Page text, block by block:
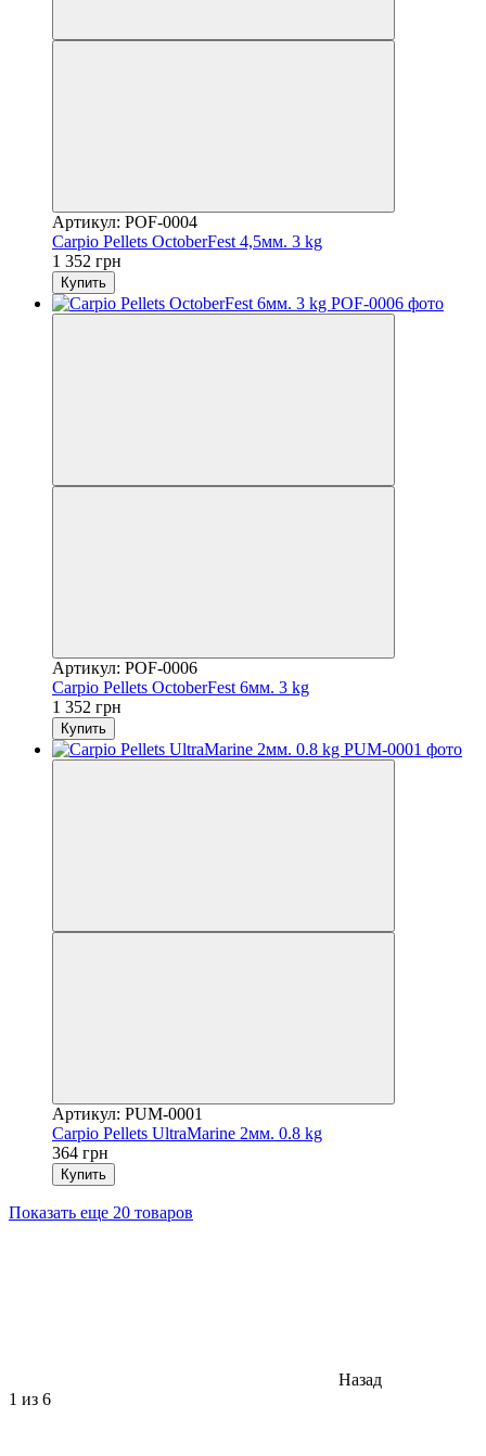
Артикул: POF-0004
Carpio Pellets OctoberFest 4,5мм. 3 kg
1 352 грн
Купить
Артикул: POF-0006
Carpio Pellets OctoberFest 6мм. 3 kg
1 352 грн
Купить
Артикул: PUM-0001
Carpio Pellets UltraMarine 2мм. 0.8 kg
364 грн
Купить
Показать еще 20 товаров
Назад
1 из 6